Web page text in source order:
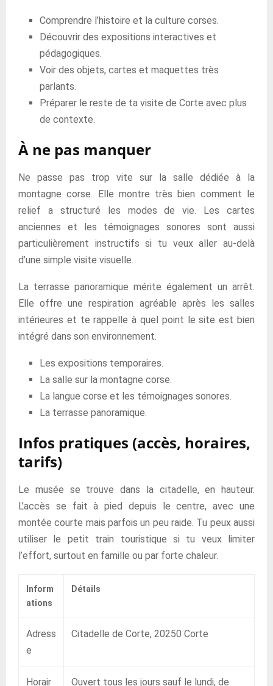
Comprendre l’histoire et la culture corses.
Découvrir des expositions interactives et
pédagogiques.
Voir des objets, cartes et maquettes très
parlants.
Préparer le reste de ta visite de Corte avec plus
de contexte.
À ne pas manquer
Ne passe pas trop vite sur la salle dédiée à la
montagne corse. Elle montre très bien comment le
relief a structuré les modes de vie. Les cartes
anciennes et les témoignages sonores sont aussi
particulièrement instructifs si tu veux aller au-delà
d’une simple visite visuelle.
La terrasse panoramique mérite également un arrêt.
Elle offre une respiration agréable après les salles
intérieures et te rappelle à quel point le site est bien
intégré dans son environnement.
Les expositions temporaires.
La salle sur la montagne corse.
La langue corse et les témoignages sonores.
La terrasse panoramique.
Infos pratiques (accès, horaires,
tarifs)
Le musée se trouve dans la citadelle, en hauteur.
L’accès se fait à pied depuis le centre, avec une
montée courte mais parfois un peu raide. Tu peux aussi
utiliser le petit train touristique si tu veux limiter
l’effort, surtout en famille ou par forte chaleur.
Inform
ations
Détails
Adress
e
Citadelle de Corte, 20250 Corte
Horair Ouvert tous les jours sauf le lundi, de